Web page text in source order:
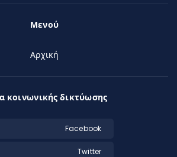
Μενού
Αρχική
κοινωνικής δικτύωσης
Facebook
Twitter